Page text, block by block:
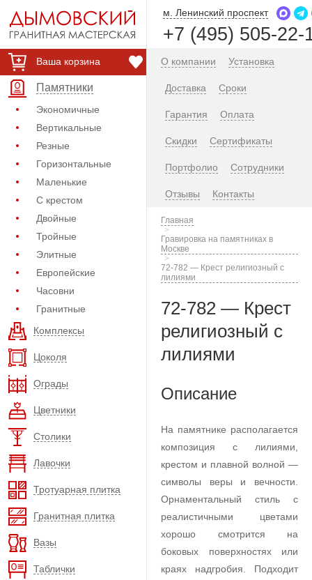
Ваша корзина
Памятники
Экономичные
Вертикальные
Резные
Горизонтальные
Маленькие
С крестом
Двойные
Тройные
Элитные
Европейские
Часовни
Гранитные
Комплексы
Цоколя
Ограды
Цветники
Столики
Лавочки
Тротуарная плитка
Гранитная плитка
Вазы
Таблички
м. Ленинский проспект
+7 (495) 505-22-
О компании Установка
Доставка Сроки
Гарантия Оплата
Скидки Сертификаты
Портфолио Сотрудники
Отзывы Контакты
Главная
Гравировка на памятниках в
Москве
72-782 — Крест религиозный с
лилиями
72-782 — Крест
религиозный с
лилиями
Описание
На памятнике располагается
композиция с лилиями,
крестом и плавной волной —
символы веры и вечности.
Орнаментальный стиль с
реалистичными цветами
хорошо смотрится на
боковых поверхностях или
краях надгробия. Подходит